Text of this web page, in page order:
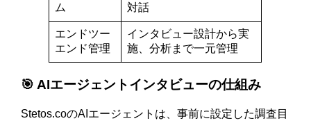
ム
対話
エンドツー
エンド管理
インタビュー設計から実
施、分析まで一元管理
🎯 AIエージェントインタビューの仕組み
Stetos.coのAIエージェントは、事前に設定した調査目